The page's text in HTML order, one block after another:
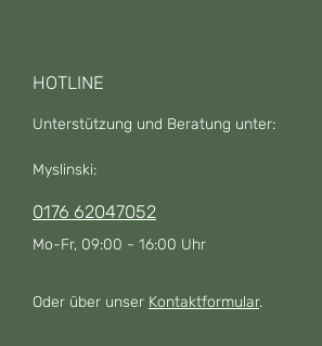
HOTLINE
Unterstützung und Beratung unter:
Myslinski:
0176 62047052
Mo-Fr, 09:00 - 16:00 Uhr
Oder über unser Kontaktformular.